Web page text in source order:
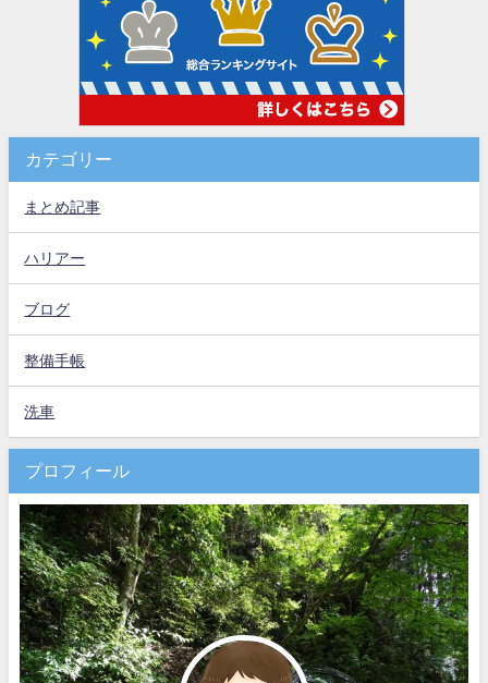
カテゴリー
まとめ記事
ハリアー
ブログ
整備手帳
洗車
プロフィール